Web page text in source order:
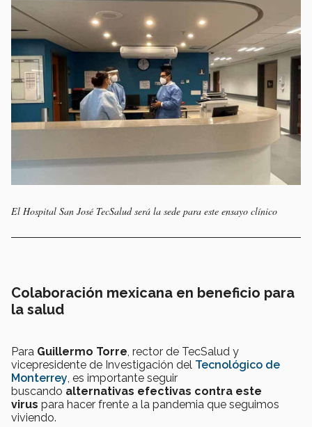
El Hospital San José TecSalud será la sede para este ensayo clínico
Colaboración mexicana en beneficio para
la salud
Para Guillermo Torre, rector de TecSalud y
vicepresidente de Investigación del Tecnológico de
Monterrey, es importante seguir
buscando alternativas efectivas contra este
virus para hacer frente a la pandemia que seguimos
viviendo.